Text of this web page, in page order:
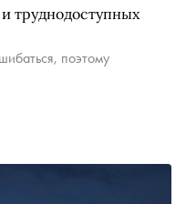
труднодоступных
поэтому